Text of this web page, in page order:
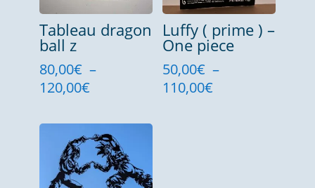
Tableau dragon
ball z
80,00€ –
120,00€Plage
prix :
80,00€
à
120,00€
Luffy ( prime ) –
One piece
50,00€ –
110,00€Plage